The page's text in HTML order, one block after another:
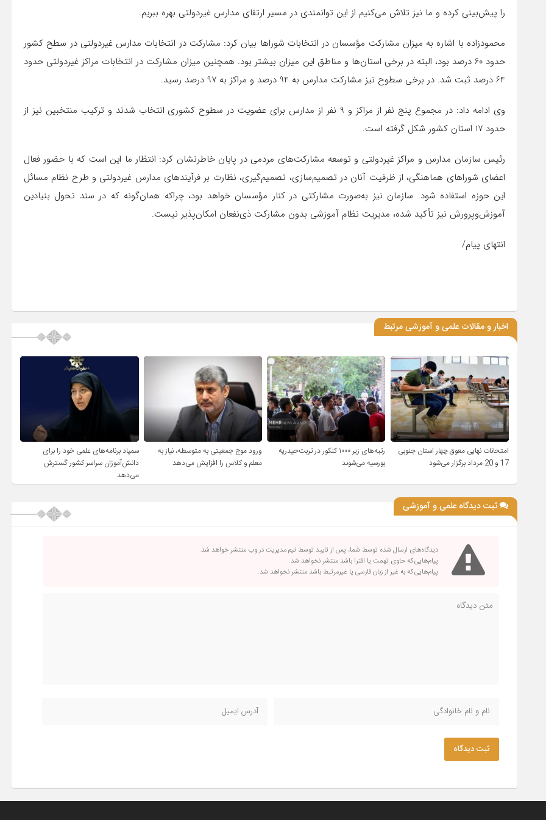
را پیش‌بینی کرده و ما نیز تلاش می‌کنیم از این توانمندی در مسیر ارتقای مدارس غیردولتی بهره ببریم.
محمودزاده با اشاره به میزان مشارکت مؤسسان در انتخابات شوراها بیان کرد: مشارکت در انتخابات مدارس غیردولتی در سطح کشور
حدود 60 درصد بود، البته در برخی استان‌ها و مناطق این میزان بیشتر بود. همچنین میزان مشارکت در انتخابات مراکز غیردولتی حدود
64 درصد ثبت شد. در برخی سطوح نیز مشارکت مدارس به 94 درصد و مراکز به 97 درصد رسید.
وی ادامه داد: در مجموع پنج نفر از مراکز و 9 نفر از مدارس برای عضویت در سطوح کشوری انتخاب شدند و ترکیب منتخبین نیز از
حدود 17 استان کشور شکل گرفته است.
رئیس سازمان مدارس و مراکز غیردولتی و توسعه مشارکت‌های مردمی در پایان خاطرنشان کرد: انتظار ما این است که با حضور فعال
اعضای شوراهای هماهنگی، از ظرفیت آنان در تصمیم‌سازی، تصمیم‌گیری، نظارت بر فرآیندهای مدارس غیردولتی و طرح نظام مسائل
این حوزه استفاده شود. سازمان نیز به‌صورت مشارکتی در کنار مؤسسان خواهد بود، چراکه همان‌گونه که در سند تحول بنیادین
آموزش‌وپرورش نیز تأکید شده، مدیریت نظام آموزشی بدون مشارکت ذی‌نفعان امکان‌پذیر نیست.
انتهای پیام/
اخبار و مقالات علمی و آموزشی مرتبط
امتحانات نهایی معوق چهار استان جنوبی
17 و 20 مرداد برگزار می‌شود
رتبه‌های زیر ۱۰۰۰ کنکور در تربت‌حیدریه
بورسیه می‌شوند
ورود موج جمعیتی به متوسطه، نیاز به
معلم و کلاس را افزایش می‌دهد
سمپاد برنامه‌های علمی خود را برای
دانش‌آموزان سراسر کشور گسترش
می‌دهد
ثبت دیدگاه علمی و آموزشی
دیدگاه‌های ارسال شده توسط شما، پس از تایید توسط تیم مدیریت در وب منتشر خواهد شد.
پیام‌هایی که حاوی تهمت یا افترا باشد منتشر نخواهد شد.
پیام‌هایی که به غیر از زبان فارسی یا غیرمرتبط باشد منتشر نخواهد شد.
ثبت دیدگاه